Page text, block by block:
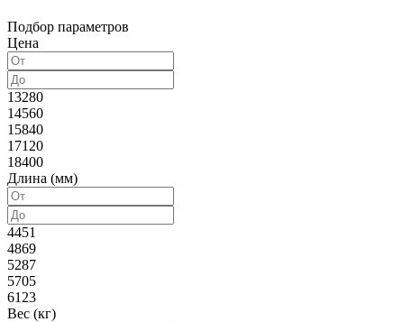
Подбор параметров
Цена
13280
14560
15840
17120
18400
Длина (мм)
4451
4869
5287
5705
6123
Вес (кг)